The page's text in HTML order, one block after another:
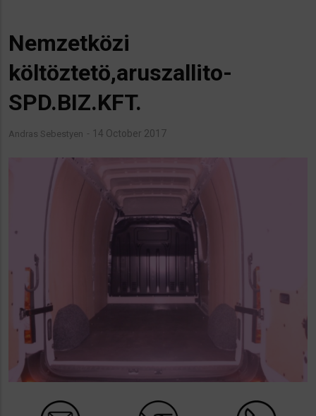
Nemzetközi
költöztetö,aruszallito-
SPD.BIZ.KFT.
Andras Sebestyen 14 October 2017